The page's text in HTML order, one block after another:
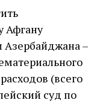
Афгану
Азербайджана –
(всего
суд по